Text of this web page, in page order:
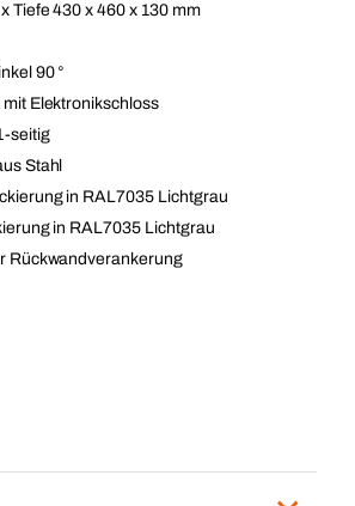
Tiefe 430 x 460 x 130 mm
90 °
Elektronikschloss
seitig
Stahl
in RAL7035 Lichtgrau
in RAL7035 Lichtgrau
Rückwandverankerung